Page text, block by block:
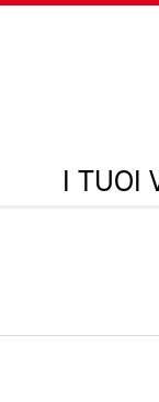
I TUOI